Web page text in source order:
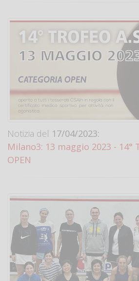
Notizia del 17/04/2023:
Milano3: 13 maggio 2023 - 14°
OPEN